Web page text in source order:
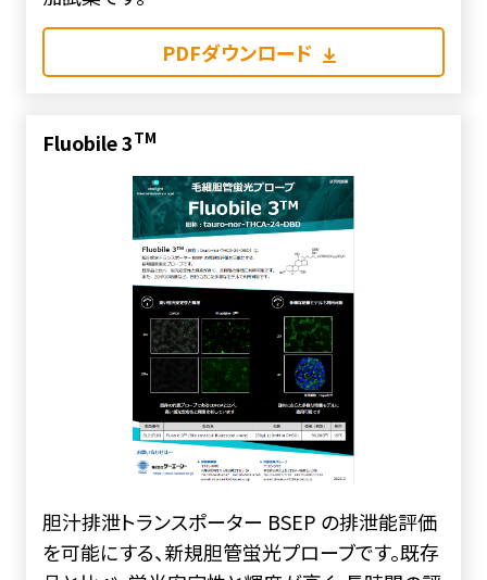
PDFダウンロード
Fluobile 3TM
胆汁排泄トランスポーター BSEP の排泄能評価
を可能にする、新規胆管蛍光プローブです。既存